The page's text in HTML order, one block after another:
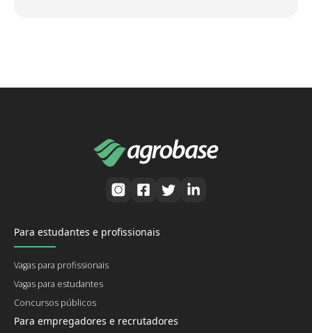
Para estudantes e profissionais
Vagas para profissionais
Vagas para estudantes
Concursos públicos
Para empregadores e recrutadores